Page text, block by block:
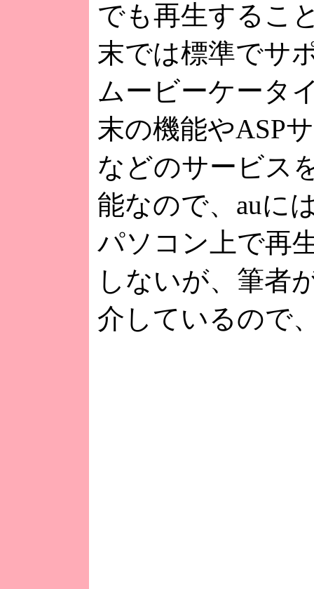
でも再生するこ
末では標準でサ
ムービーケータ
末の機能やASP
などのサービス
能なので、auに
パソコン上で再
しないが、筆者
介しているので